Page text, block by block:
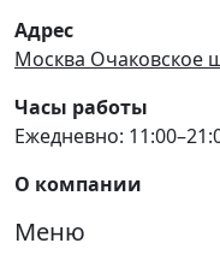
Адрес
Москва Очаковское
Часы работы
Ежедневно:
О компании
Меню